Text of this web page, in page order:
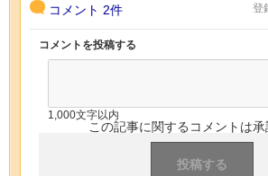
コメント 2件 登
コメントを投稿する
1,000文字以内
この記事に関するコメントは